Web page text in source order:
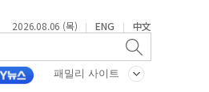
2026.08.06 (목) | ENG | 中文
패밀리 사이트
.
통계조사